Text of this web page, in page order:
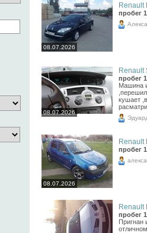
08.07.2026
Renault
пробег
08.07.2026
Renault
пробег
Машина
кушает
08.07.2026
Renault
пробег
Renault
пробег
Пригнан